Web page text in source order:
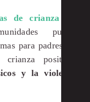
de crianza con
pueden
para padres que
positivas,
y la violencia